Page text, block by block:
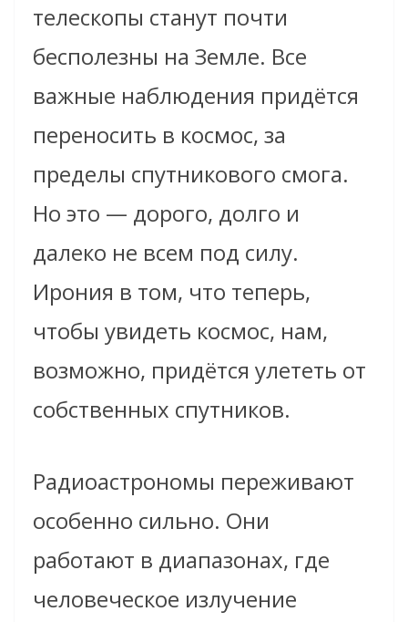
телескопы станут почти
бесполезны на Земле. Все
важные наблюдения придётся
переносить в космос, за
пределы спутникового смога.
Но это — дорого, долго и
далеко не всем под силу.
Ирония в том, что теперь,
чтобы увидеть космос, нам,
возможно, придётся улететь от
собственных спутников.
Радиоастрономы переживают
особенно сильно. Они
работают в диапазонах, где
человеческое излучение